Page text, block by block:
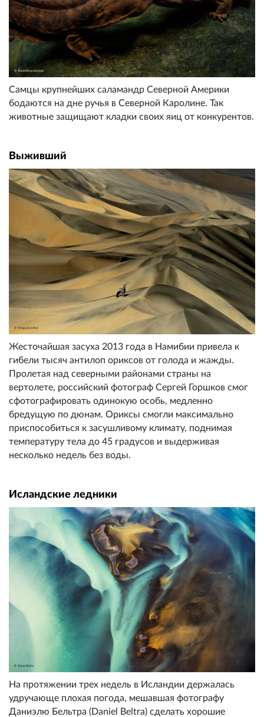
Самцы крупнейших саламандр Северной Америки
бодаются на дне ручья в Северной Каролине. Так
животные защищают кладки своих яиц от конкурентов.
Выживший
Жесточайшая засуха 2013 года в Намибии привела к
гибели тысяч антилоп ориксов от голода и жажды.
Пролетая над северными районами страны на
вертолете, российский фотограф Сергей Горшков смог
сфотографировать одинокую особь, медленно
бредущую по дюнам. Ориксы смогли максимально
приспособиться к засушливому климату, поднимая
температуру тела до 45 градусов и выдерживая
несколько недель без воды.
Исландские ледники
На протяжении трех недель в Исландии держалась
удручающе плохая погода, мешавшая фотографу
Даниэлю Бельтра (Daniel Beltra) сделать хорошие